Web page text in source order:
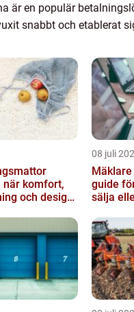
är en populär
snabbt och etablerat
inkluderar också en
för ...
och design
08 juli
guide
sälja